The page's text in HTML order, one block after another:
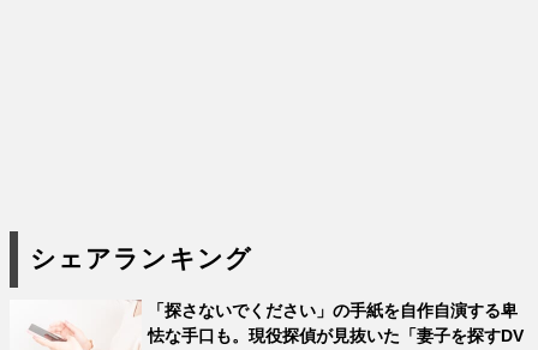
シェアランキング
「探さないでください」の手紙を自作自演する卑
怯な手口も。現役探偵が見抜いた「妻子を探すDV